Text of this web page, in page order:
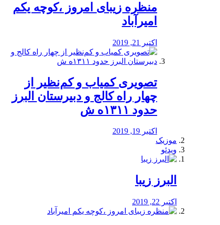
منظره‌‌ زیبای امروز ،کوچه یکم
امیرآباد
اکتبر 21, 2019
️تصویری کمیاب و کم‌نظیر از
چهار راه كالج و دبيرستان البرز
حدود ۱۳۱۱ه ش
اکتبر 19, 2019
موزیک
ویدئو
البرز زیبا
اکتبر 22, 2019